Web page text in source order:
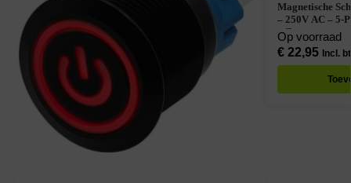
Magnetische
– 250V AC – 5-
– Zwart
Op voorraad
€22,95 Incl.